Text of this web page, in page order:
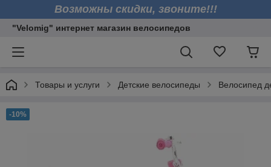
Возможны скидки, звоните!!!
"Velomig" интернет магазин велосипедов
Товары и услуги Детские велосипеды Велосипед
-10%